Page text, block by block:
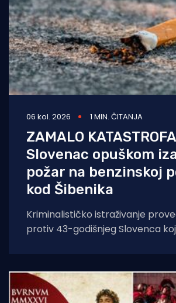
06 kol. 2026 1 MIN. ČITANJA
ZAMALO KATASTROFA
Slovenac opuškom
požar na benzinskoj
kod Šibenika
Kriminalističko istraživanje
protiv 43-godišnjeg Slovenca